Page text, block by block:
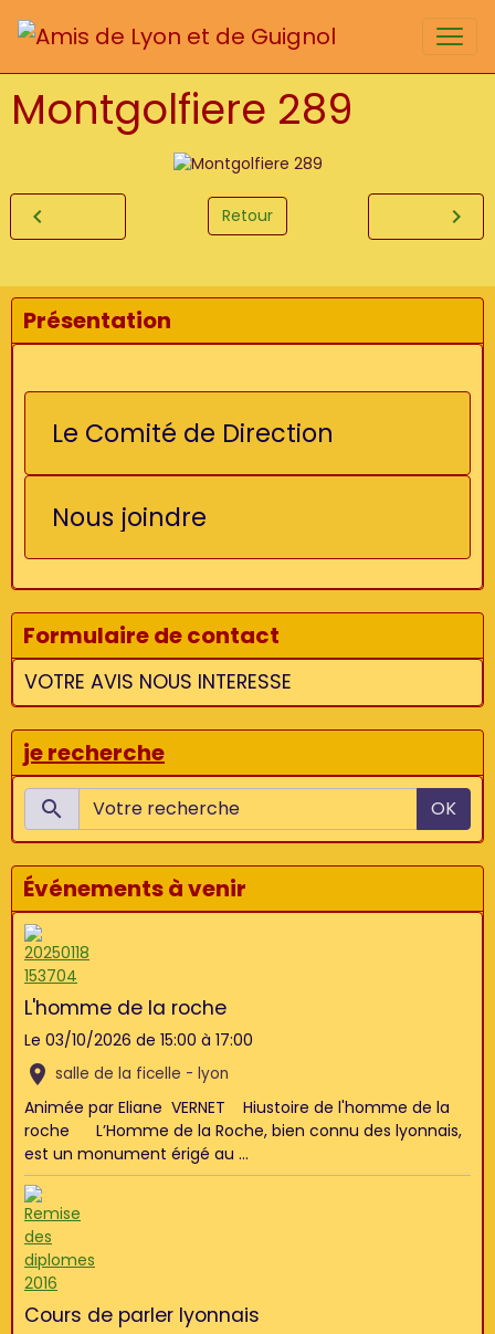
Montgolfiere 289
Retour
Présentation
Le Comité de Direction
Nous joindre
Formulaire de contact
VOTRE AVIS NOUS INTERESSE
je recherche
OK
Événements à venir
L'homme de la roche
Le 03/10/2026 de 15:00 à 17:00
salle de la ficelle - lyon
Animée par Eliane VERNET Hiustoire de l'homme de la
roche L’Homme de la Roche, bien connu des lyonnais,
est un monument érigé au ...
Cours de parler lyonnais